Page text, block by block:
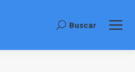
Buscar:
Buscar